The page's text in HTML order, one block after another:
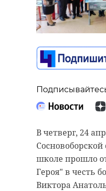
В четверг, 24
школе прошло
Героя" в честь
Виктора